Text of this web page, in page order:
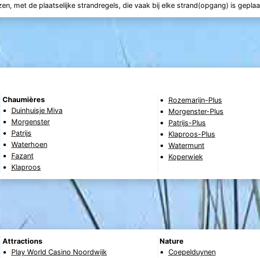
met de plaatselijke strandregels, die vaak bij elke strand(opgang) is
Chaumières
Duinhuisje Miva
Morgenster
Patrijs
Waterhoen
Fazant
Klaproos
Rozemarijn-Plus
Morgenster-Plus
Patrijs-Plus
Klaproos-Plus
Watermunt
Koperwiek
Attractions
Play World Casino Noordwijk
Nature
Coepelduynen